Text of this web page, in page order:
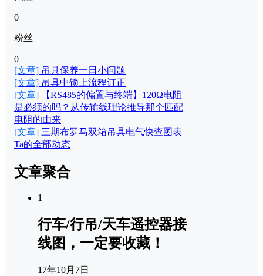
0
粉丝
0
[文章] 吊具保养一日小问题
[文章] 吊具中锁上流程订正
[文章] 【RS485的偏置与终端】120Ω电阻
是必须的吗？从传输线理论推导那个匹配
电阻的由来
[文章] 三期布罗马双箱吊具电气快查图表
Ta的全部动态
文章聚合
1
行车/行吊/天车遥控器接
线图，一定要收藏！
17年10月7日